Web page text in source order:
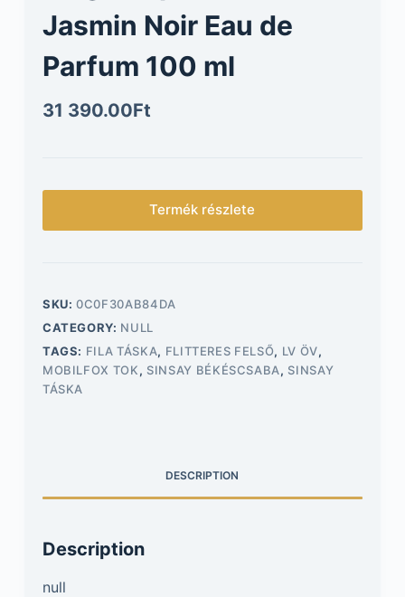
Jasmin Noir Eau de
Parfum 100 ml
31 390.00Ft
Termék részlete
SKU:0C0F30AB84DA
CATEGORY: NULL
TAGS: FILA TÁSKA, FLITTERES FELSŐ, LV ÖV,
MOBILFOX TOK, SINSAY BÉKÉSCSABA, SINSAY
TÁSKA
DESCRIPTION
Description
null